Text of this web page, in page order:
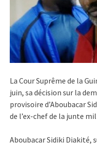
La Cour Suprême de la
juin, sa décision sur la
provisoire d’Aboubacar
de l’ex-chef de la junte
Aboubacar Sidiki Diakité,